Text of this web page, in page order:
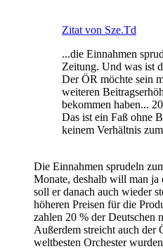
Zitat von Sze.Td
...die Einnahmen
Zeitung. Und was ist
Der ÖR möchte sein
weiteren
bekommen haben...
Das ist ein Faß ohne
keinem Verhältnis
Die Einnahmen sprudeln
Monate, deshalb will man ja
soll er danach auch wieder
höheren Preisen für die
zahlen 20 % der Deutschen
Außerdem streicht auch der
weltbesten Orchester